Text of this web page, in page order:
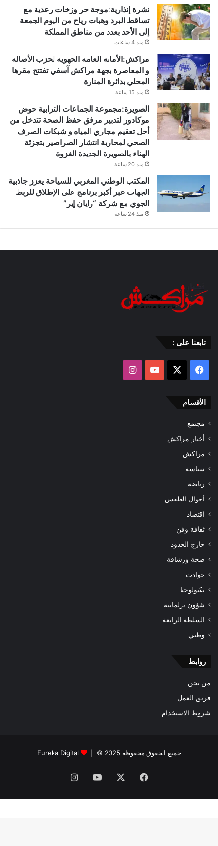
نشرة إنذارية:موجة حر وزخات رعدية مع
تساقط البرد وهبات رياح من اليوم الجمعة
إلى الأحد بعدد من مناطق المملكة
منذ 4 ساعات
مراكش:الأمانة العامة الجهوية لحزب الأصالة
و المعاصرة بجهة مراكش آسفي تفتتح مقرها
المحلي بدائرة المنارة
منذ 15 ساعة
الصويرة:مجموعة الجماعات الترابية حوض
موكادور لتدبير مرفق حفظ الصحة تتدخل من
أجل تعقيم مجاري المياه و شبكات الصرف
الصحي لمحاربة انتشار الصراصير بتجزئة
الهناء بالصويرة الجديدة الغزوة
منذ 20 ساعة
المكتب الوطني المغربي للسياحة يعزز جاذبية
الجهات عبر أكبر برنامج على الإطلاق للربط
الجوي مع شركة “رايان إير”
منذ 24 ساعة
تابعنا على :
فيسبوك ‫YouTube
الأقسام
مجتمع
أخبار مراكش
مراكش
سياسة
رياضة
أحوال الطقس
اقتصاد
ثقافة وفن
خارج الحدود
صحة ورشاقة
حوادث
تكنولوجيا
شؤون برلمانية
السلطة الرابعة
وطني
روابط
من نحن
فريق العمل
شروط الاستخدام
جميع الحقوق محفوظة 2025 © | Eureka Digital
فيسبوك ‫YouTube